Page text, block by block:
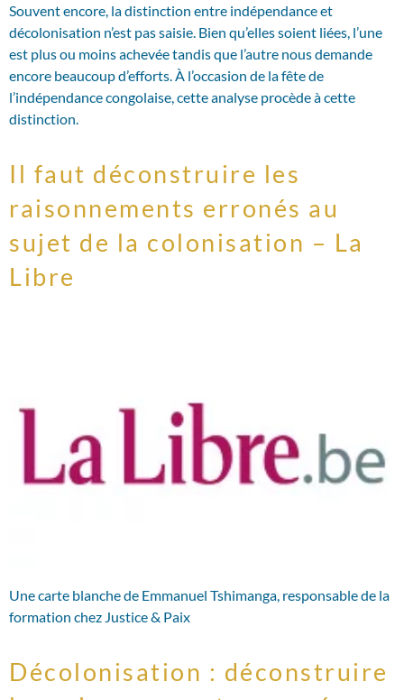
Souvent encore, la distinction entre indépendance et
décolonisation n’est pas saisie. Bien qu’elles soient liées, l’une
est plus ou moins achevée tandis que l’autre nous demande
encore beaucoup d’efforts. À l’occasion de la fête de
l’indépendance congolaise, cette analyse procède à cette
distinction.
Il faut déconstruire les
raisonnements erronés au
sujet de la colonisation – La
Libre
Une carte blanche de Emmanuel Tshimanga, responsable de la
formation chez Justice & Paix
Décolonisation : déconstruire